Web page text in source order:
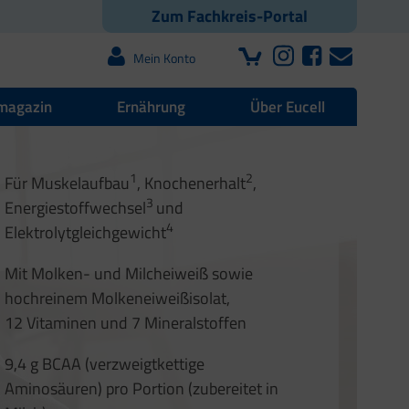
Zum Fachkreis-Portal
Mein Konto
Ernährung Über Eucell
Für Muskelaufbau 1, Knochenerhalt2,
Energiestoffwechsel3 und
Elektrolytgleichgewicht4
Mit Molken- und Milcheiweiß sowie
hochreinem Molkeneiweißisolat,
12 Vitaminen und 7 Mineralstoffen
9,4 g BCAA (verzweigtkettige
Aminosäuren) pro Portion (zubereitet in
| Blutdruck | Muskeln
1
3
und Faszien
1
2